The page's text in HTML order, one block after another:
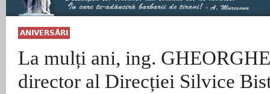
ANIVERSĂRI
La mulți ani, ing.
director al Direcției Silvice